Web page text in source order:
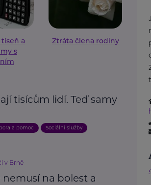
a
s
Ztráta člena rodiny
tisícům lidí. Teď samy
a pomoc Sociální služby
v Brně
na bolest a